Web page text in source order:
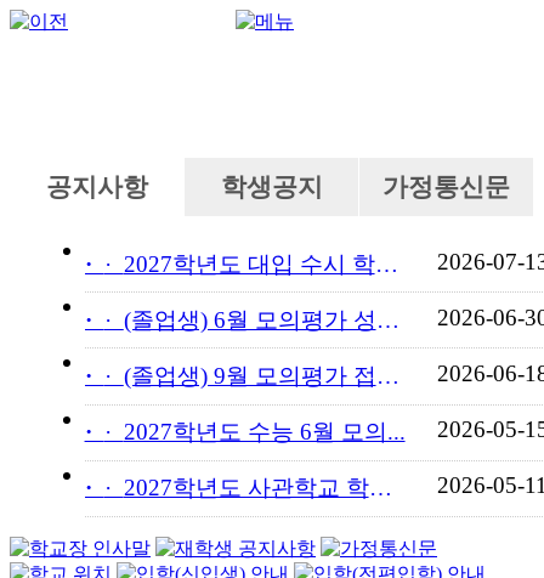
공지사항 학생공지 가정통신문
· 2027학년도 대입 수시 학교... 2026-07-
· (졸업생) 6월 모의평가 성적... 2026-06-
· (졸업생) 9월 모의평가 접수... 2026-06-
· 2027학년도 수능 6월 모의... 2026-05-
· 2027학년도 사관학교 학교장... 2026-05-